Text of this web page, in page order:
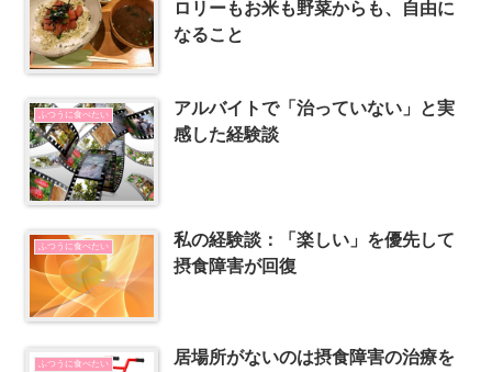
ロリーもお米も野菜からも、自由に
なること
ふつうに食べたい
アルバイトで「治っていない」と実
感した経験談
ふつうに食べたい
私の経験談：「楽しい」を優先して
摂食障害が回復
ふつうに食べたい
居場所がないのは摂食障害の治療を